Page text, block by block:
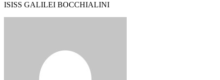
ISISS GALILEI BOCCHIALINI